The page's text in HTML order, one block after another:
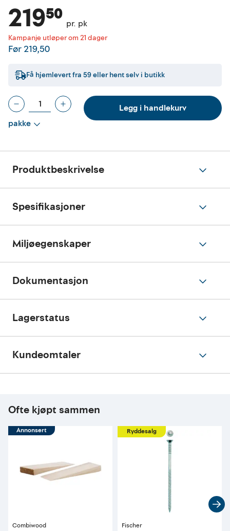
Kampanje utløper om 21 dager
219⁵⁰ pr. pk
Før 219,50
Få hjemlevert fra 59eller hent selv i butikk
pakke
Legg i handlekurv
Produktbeskrivelse
Spesifikasjoner
Miljøegenskaper
Dokumentasjon
Lagerstatus
Kundeomtaler
Ofte kjøpt sammen
Annonsert
Combiwood
Ryddesalg
Fischer